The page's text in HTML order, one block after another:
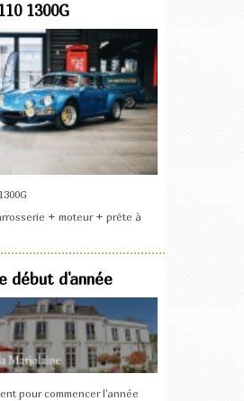
1300G
+ moteur + prête à
début d'année
pour commencer l'année